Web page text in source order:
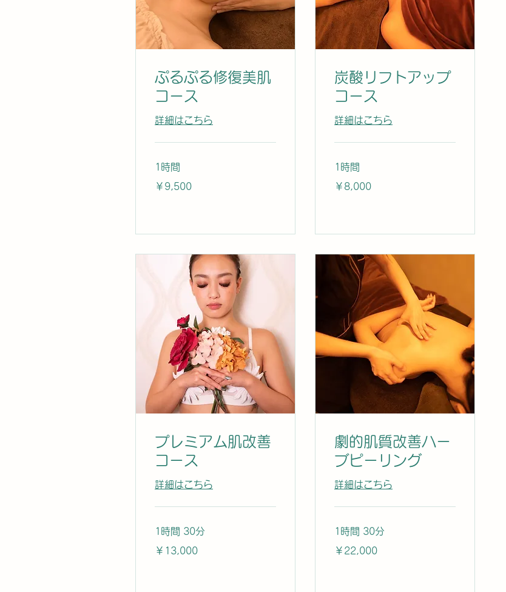
ぷるぷる修復美肌
コース
詳細はこちら
1時間
円
￥9,500
炭酸リフトアップ
コース
詳細はこちら
1時間
円
￥8,000
プレミアム肌改善
コース
詳細はこちら
1時間 30分
円
￥13,000
劇的肌質改善ハー
ブピーリング
詳細はこちら
1時間 30分
円
￥22,000